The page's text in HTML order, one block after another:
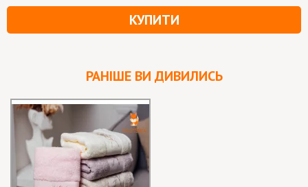
КУПИТИ
РАНІШЕ ВИ ДИВИЛИСЬ